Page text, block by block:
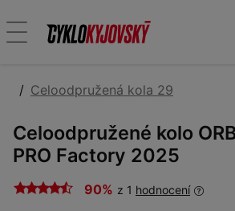
Celoodpružená kola 29
Celoodpružené kolo
PRO Factory 2025
90% z 1 hodnocení